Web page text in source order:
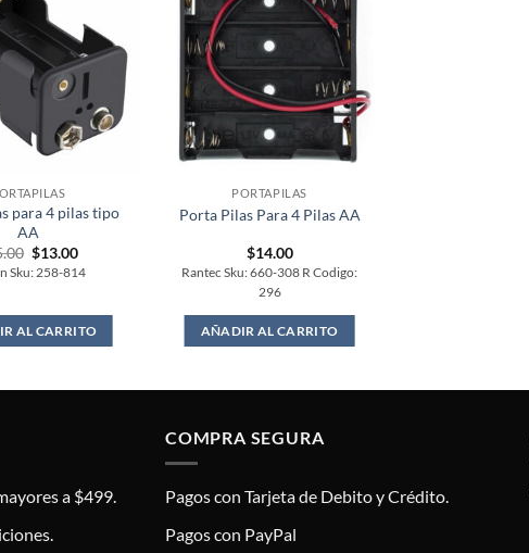
para 4 pilas tipo
AA
Original
price
was:
$13.00Current
price
is:
Sku: 258-814
AL CARRITO
PORTAPILAS
Porta Pilas Para 4 Pilas AA
$14.00
Rantec Sku: 660-308 R Codigo:
296
AÑADIR AL CARRITO
a $499.
COMPRA SEGURA
Pagos con Tarjeta de Debito y Crédito.
Pagos con PayPal